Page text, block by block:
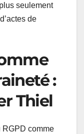
seulement
de
:
Thiel
RGPD comme